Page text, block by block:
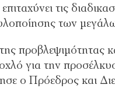
τις
των
προβλεψιμότητας
για την
ο Πρόεδρος και